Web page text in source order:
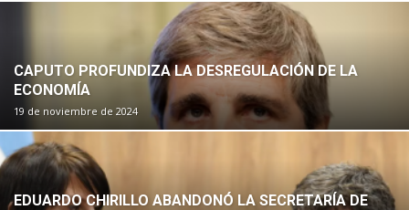
CAPUTO PROFUNDIZA LA DESREGULACIÓN DE LA
ECONOMÍA
19 de noviembre de 2024
EDUARDO CHIRILLO ABANDONÓ LA SECRETARÍA DE